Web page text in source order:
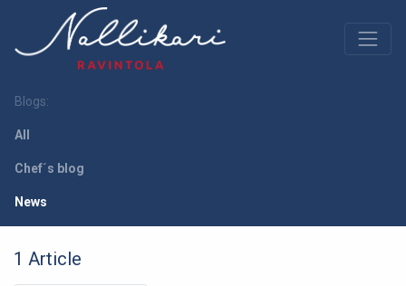
Blogs:
All
Chef´s blog
News
1 Article